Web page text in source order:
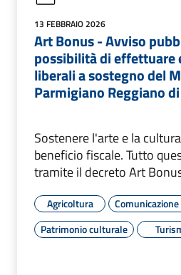
13 FEBBRAIO 2026
Art Bonus - Avviso
possibilità di effettuare
liberali a sostegno del
Parmigiano Reggiano
Sostenere l'arte e la
beneficio fiscale. Tutto
tramite il decreto Art
Agricoltura
Patrimonio culturale